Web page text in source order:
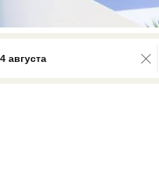
августа